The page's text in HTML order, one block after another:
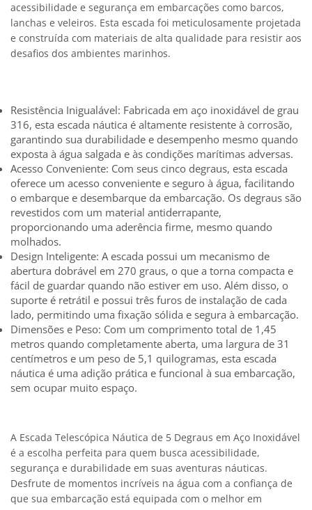
acessibilidade e segurança em embarcações como barcos,
lanchas e veleiros. Esta escada foi meticulosamente projetada
e construída com materiais de alta qualidade para resistir aos
desafios dos ambientes marinhos.
Resistência Inigualável: Fabricada em aço inoxidável de grau
316, esta escada náutica é altamente resistente à corrosão,
garantindo sua durabilidade e desempenho mesmo quando
exposta à água salgada e às condições marítimas adversas.
Acesso Conveniente: Com seus cinco degraus, esta escada
oferece um acesso conveniente e seguro à água, facilitando
o embarque e desembarque da embarcação. Os degraus são
revestidos com um material antiderrapante,
proporcionando uma aderência firme, mesmo quando
molhados.
Design Inteligente: A escada possui um mecanismo de
abertura dobrável em 270 graus, o que a torna compacta e
fácil de guardar quando não estiver em uso. Além disso, o
suporte é retrátil e possui três furos de instalação de cada
lado, permitindo uma fixação sólida e segura à embarcação.
Dimensões e Peso: Com um comprimento total de 1,45
metros quando completamente aberta, uma largura de 31
centímetros e um peso de 5,1 quilogramas, esta escada
náutica é uma adição prática e funcional à sua embarcação,
sem ocupar muito espaço.
A Escada Telescópica Náutica de 5 Degraus em Aço Inoxidável
é a escolha perfeita para quem busca acessibilidade,
segurança e durabilidade em suas aventuras náuticas.
Desfrute de momentos incríveis na água com a confiança de
que sua embarcação está equipada com o melhor em